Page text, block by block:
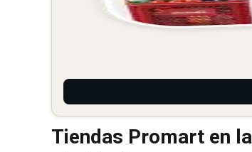
Tiendas Promart en